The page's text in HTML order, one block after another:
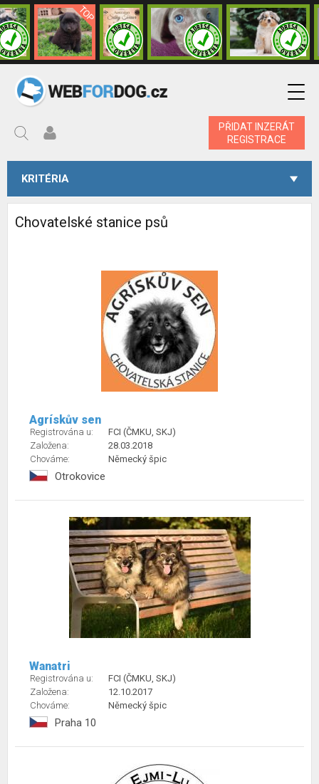
PŘIDAT INZERÁT
REGISTRACE
KRITÉRIA
Chovatelské stanice psů
Agrískův sen
Registrována u:
FCI (ČMKU, SKJ)
Založena:
28.03.2018
Chováme:
Německý špic
Otrokovice
Wanatri
Registrována u:
FCI (ČMKU, SKJ)
Založena:
12.10.2017
Chováme:
Německý špic
Praha 10